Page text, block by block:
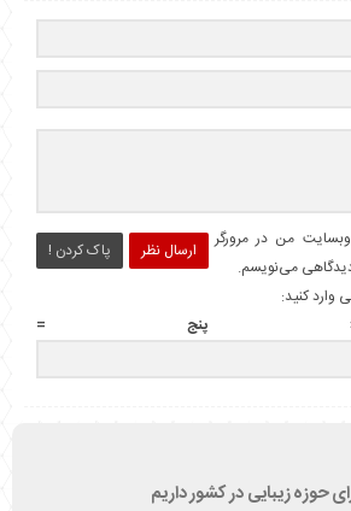
ارسال نظر پاک کردن !
من در مرورگر
دیدگاهی می‌نویسم.
وارد کنید:
حوزه زیبایی در کشور داریم